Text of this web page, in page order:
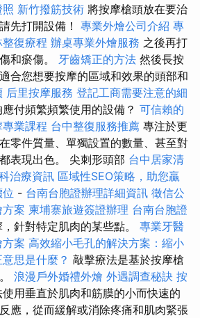
新竹撥筋技術 將按摩槍頭放在要治
先打開設備！ 專業外燴公司介紹 專
復療程 辦桌專業外燴服務 之後再打
和瘀傷。 牙齒矯正的方法 然後長按
合您想要按摩的區域和效果的頭部和
后里按摩服務 登記工商需要注意的細
付頻繁頻繁使用的設備？ 可信賴的
業課程 台中整復服務推薦 專注於更
零件質量、單獨設置的數量、甚至對
表現出色。 尖刺形頭部 台中居家清
治療資訊 區域性SEO策略，助您贏
- 台南台胞證辦理詳細資訊 徵信公
案 柬埔寨旅遊簽證辦理 台南台胞證
針對特定肌肉的某些點。 專業牙醫
案 高效縮小毛孔的解決方案：縮小
思是什麼？ 敲擊療法是基於按摩槍
浪漫戶外婚禮外燴 外遇調查秘訣 按
用垂直於肌肉和筋膜的小而快速的
應，從而緩解或消除疼痛和肌肉緊張